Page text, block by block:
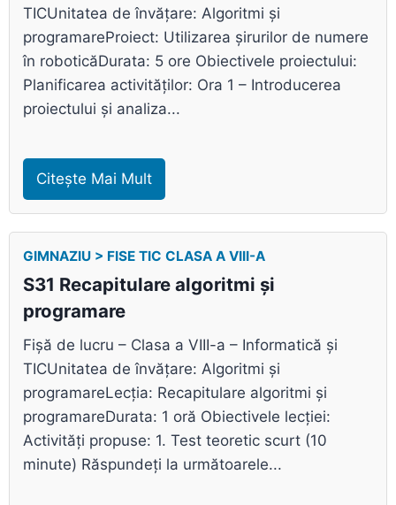
TICUnitatea de învățare: Algoritmi și
programareProiect: Utilizarea șirurilor de numere
în roboticăDurata: 5 ore Obiectivele proiectului:
Planificarea activităților: Ora 1 – Introducerea
proiectului și analiza...
Citește Mai Mult
GIMNAZIU > FISE TIC CLASA A VIII-A
S31 Recapitulare algoritmi și
programare
Fișă de lucru – Clasa a VIII-a – Informatică și
TICUnitatea de învățare: Algoritmi și
programareLecția: Recapitulare algoritmi și
programareDurata: 1 oră Obiectivele lecției:
Activități propuse: 1. Test teoretic scurt (10
minute) Răspundeți la următoarele...